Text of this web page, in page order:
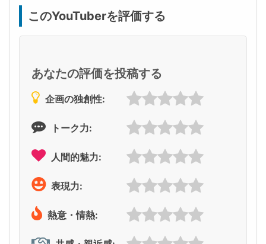
このYouTuberを評価する
あなたの評価を投稿する
企画の独創性:
トーク力:
人間的魅力:
表現力:
熱意・情熱: